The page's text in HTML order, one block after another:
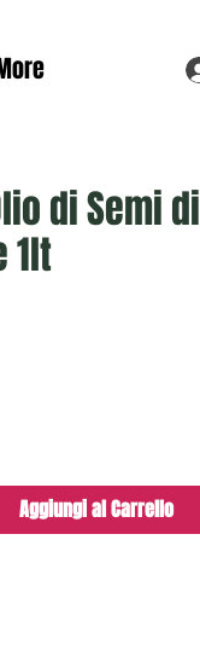
di Semi di
1lt
Aggiungi al Carrello